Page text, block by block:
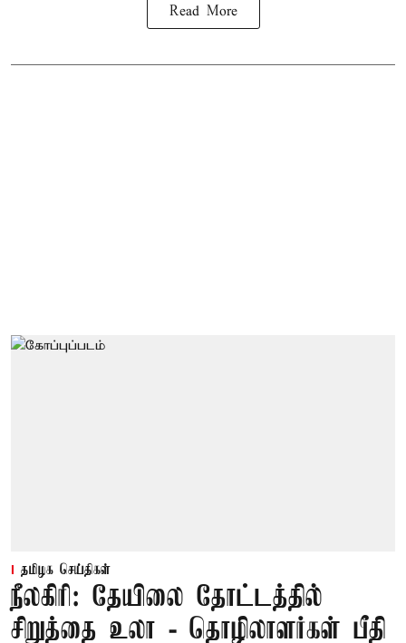
Read More
தமிழக செய்திகள்
நீலகிரி: தேயிலை தோட்டத்தில்
சிறுத்தை உலா - தொழிலாளர்கள் பீதி